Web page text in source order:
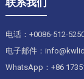
联系我们
电话：+0086-512-
电子邮件：
WhatsApp：+86